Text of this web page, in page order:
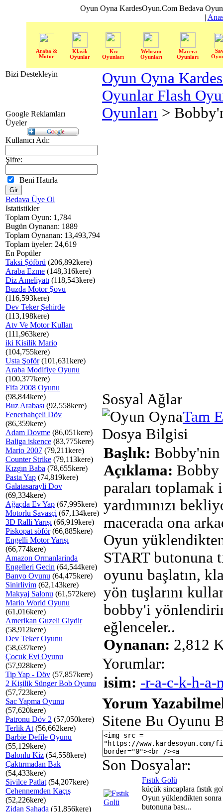
Oyun Oyna KardesOyun.Com Bedava
|
Araba &
Motor
Klasik
Oyunlar
Kız
Oyunları
Webcam
Oyunları
Macera
Oyunları
Bizi Destekleyin
Google Reklamları
Üyeler
Kullanıcı Adı:
Şifre:
Beni Hatırla
Bedava Üye Ol
Istatistikler
Toplam Oyun: 1,784
Bugün Oynanan: 1889
Toplam Oynanan: 13,493,794
Toplam üyeler: 24,619
En Popüler
Taksi Şöförü (206,892kere)
Araba Ezme (148,316kere)
Diz Ameliyatı (118,543kere)
Buzda Motor Şovu
(116,593kere)
Dev Teker Şehirde
(113,198kere)
Atv Ve Motor Kullan
(111,963kere)
iki Kisilik Mario
(104,755kere)
Usta Şoför(101,631kere)
Araba Modifiye Oyunu
(100,377kere)
Fifa 2008 Oyunu
(98,844kere)
Buz Arabası (92,558kere)
Fenerbahçeli Döv
(86,359kere)
Adam Dovme (86,051kere)
Baliga iskence (83,775kere)
Mario 2007 (79,211kere)
Counter Strike (79,113kere)
Kızgın Baba (78,655kere)
Pasta Yap (74,819kere)
Galatasarayli Dov
(69,334kere)
Ağaçda Ev Yap (67,995kere)
Motorlu Savasçi (67,134kere)
3D Ralli Yarışı (66,919kere)
Piskopat söför(66,885kere)
Engelli Motor Yarışı
(66,774kere)
Amazon Ormanlarinda
Engelleri Gecin (64,544kere)
Banyo Oyunu (64,475kere)
Sinirliyim (62,143kere)
Makyaj Salonu (61,572kere)
Mario World Oyunu
(61,016kere)
Amerikan Guzeli Giydir
(58,912kere)
Dev Teker Oyunu
(58,637kere)
Çocuk Evi Oyunu
(57,928kere)
Tip Yap - Döv (57,857kere)
2 Kişilik Sünger Bob Oyunu
(57,723kere)
Sac Yapma Oyunu
(57,620kere)
Patronu Döv 2 (57,050kere)
Terlik At (56,662kere)
Barbie Defile Oyunu
(55,129kere)
Balonlu Kiz (54,558kere)
Çaktırmadan Bak
(54,433kere)
Sivilce Patlat (54,207kere)
Cehennemden Kaçış
(52,226kere)
Zidan Sahada (51,856kere)
Oyun Oyna
Oyunlar Flash
Oyunları >
Sosyal Ağlar
Tam
Dosya Bilgisi
Başlık: Bobby'nin
Açıklama: Bobby
paraları toplamak
yardımınızı
macerada ona
Oyun
START butonuna
oyunu başlatın,
yön tuşlarını
bobby'i
eğlenceler..
Oynanan: 2,812
Yorumlar:
isim: -r-a-c-k-h-a-
Yorum
Sitene Bu Oyunu
Son Dosyalar:
Fıstık Golü
küçük sincaplara fıstık
Oyun yüklendikten
butonuna bası...